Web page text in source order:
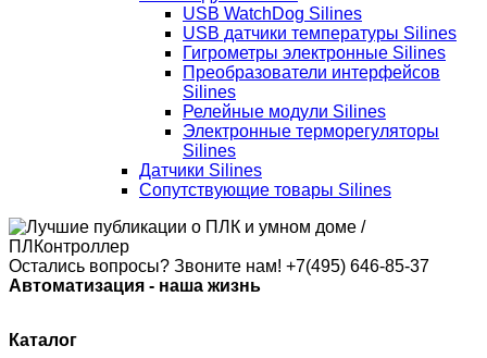
USB WatchDog Silines
USB датчики температуры Silines
Гигрометры электронные Silines
Преобразователи интерфейсов
Silines
Релейные модули Silines
Электронные терморегуляторы
Silines
Датчики Silines
Сопутствующие товары Silines
Остались вопросы? Звоните нам! +7(495) 646-85-37
Автоматизация - наша жизнь
Каталог